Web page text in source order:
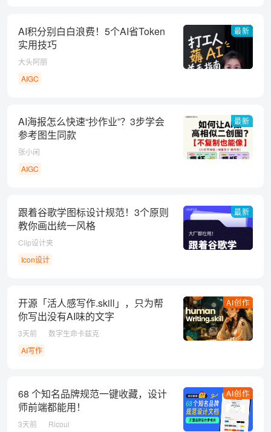
最新
AI积分别白白浪费！5个AI省Token
实用技巧
大头阿丽
AIGC
最新
AI海报怎么快速“抄作业”？3步学会
参考图生同款
张小闲
AIGC
最新
跟着谷歌学图标设计规范！3个原则
教你画出统一风格
Clip设计夹
Icon设计
AI创作
开源「活人感写作.skill」，只为帮
你写出没有AI味的文字
3天前
数字生命卡兹克
AI写作
AI创作
68 个知名品牌规范一键收藏，设计
师前端都能用！
3天前
Ricoui